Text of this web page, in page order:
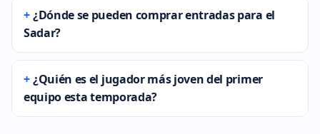
¿Dónde se pueden comprar entradas para el
Sadar?
¿Quién es el jugador más joven del primer
equipo esta temporada?